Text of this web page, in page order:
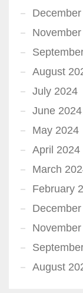
August
July 2024
June 2024
May 2024
April 2024
March
February
August